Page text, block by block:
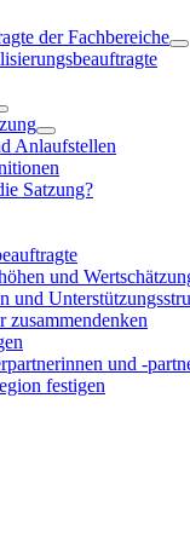
der Fachbereiche
Anlaufstellen
Satzung?
und
und
zusammendenken
und -
festigen